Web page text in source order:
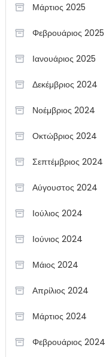
Μάρτιος 2025
Φεβρουάριος 2025
Ιανουάριος 2025
Δεκέμβριος 2024
Νοέμβριος 2024
Οκτώβριος 2024
Σεπτέμβριος 2024
Αύγουστος 2024
Ιούλιος 2024
Ιούνιος 2024
Μάιος 2024
Απρίλιος 2024
Μάρτιος 2024
Φεβρουάριος 2024